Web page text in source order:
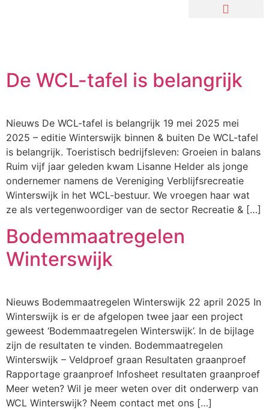
De WCL-tafel is belangrijk
Nieuws De WCL-tafel is belangrijk 19 mei 2025 mei
2025 – editie Winterswijk binnen & buiten De WCL-tafel
is belangrijk. Toeristisch bedrijfsleven: Groeien in balans
Ruim vijf jaar geleden kwam Lisanne Helder als jonge
ondernemer namens de Vereniging Verblijfsrecreatie
Winterswijk in het WCL-bestuur. We vroegen haar wat
ze als vertegenwoordiger van de sector Recreatie & […]
Bodemmaatregelen
Winterswijk
Nieuws Bodemmaatregelen Winterswijk 22 april 2025 In
Winterswijk is er de afgelopen twee jaar een project
geweest ‘Bodemmaatregelen Winterswijk’. In de bijlage
zijn de resultaten te vinden. Bodemmaatregelen
Winterswijk – Veldproef graan Resultaten graanproef
Rapportage graanproef Infosheet resultaten graanproef
Meer weten? Wil je meer weten over dit onderwerp van
WCL Winterswijk? Neem contact met ons […]